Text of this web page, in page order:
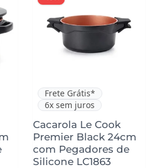
Frete Grátis*
6x sem juros
Cacarola Le Cook
Premier Black 24cm
com Pegadores de
Silicone LC1863